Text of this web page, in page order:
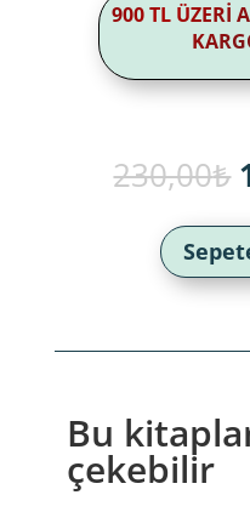
900 TL ÜZERİ
230,00₺
Bu
çekebilir